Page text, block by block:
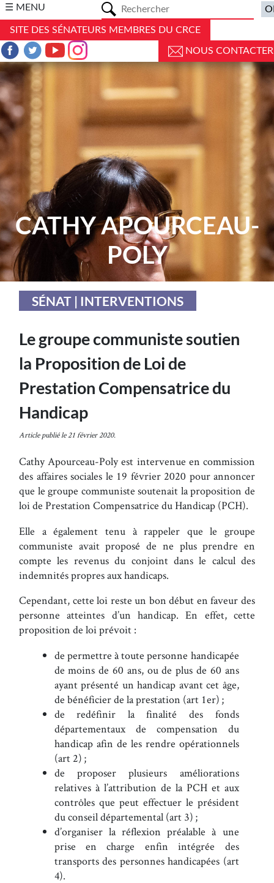
☰ MENU
SITE DES SÉNATEURS MEMBRES DU CRCE
NOUS CONTACTER
CATHY APOURCEAU-
POLY
SÉNAT | INTERVENTIONS
Le groupe communiste soutien
la Proposition de Loi de
Prestation Compensatrice du
Handicap
Article publié le 21 février 2020.
Cathy Apourceau-Poly est intervenue en commission
des affaires sociales le 19 février 2020 pour annoncer
que le groupe communiste soutenait la proposition de
loi de Prestation Compensatrice du Handicap (PCH).
Elle a également tenu à rappeler que le groupe
communiste avait proposé de ne plus prendre en
compte les revenus du conjoint dans le calcul des
indemnités propres aux handicaps.
Cependant, cette loi reste un bon début en faveur des
personne atteintes d’un handicap. En effet, cette
proposition de loi prévoit :
de permettre à toute personne handicapée
de moins de 60 ans, ou de plus de 60 ans
ayant présenté un handicap avant cet âge,
de bénéficier de la prestation (art 1er) ;
de redéfinir la finalité des fonds
départementaux de compensation du
handicap afin de les rendre opérationnels
(art 2) ;
de proposer plusieurs améliorations
relatives à l’attribution de la PCH et aux
contrôles que peut effectuer le président
du conseil départemental (art 3) ;
d’organiser la réflexion préalable à une
prise en charge enfin intégrée des
transports des personnes handicapées (art
4).